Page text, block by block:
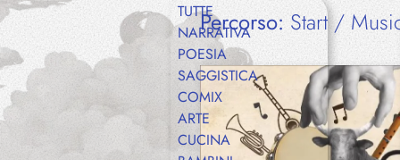
TUTTE
NARRATIVA
POESIA
SAGGISTICA
COMIX
ARTE
CUCINA
Percorso: Start